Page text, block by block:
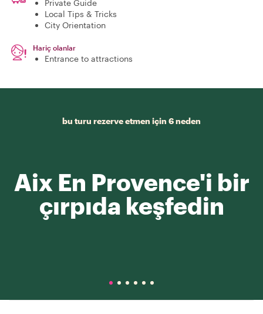
Private Guide
Local Tips & Tricks
City Orientation
Hariç olanlar
Entrance to attractions
bu turu rezerve etmen için 6 neden
Aix En Provence'i bir
çırpıda keşfedin